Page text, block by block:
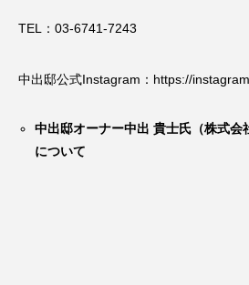
TEL：03-6741-7243
中出邸公式Instagram： https://
中出邸オーナー中出 貴士氏（株式
について